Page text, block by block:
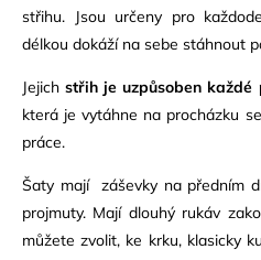
střihu. Jsou určeny pro
délkou dokáží na sebe stáhnout
Jejichstřih je uzpůsoben každé
která je vytáhne na procházku
práce.
Šaty mají záševky na předním
projmuty. Mají dlouhý rukáv
můžete zvolit, ke krku, klasicky